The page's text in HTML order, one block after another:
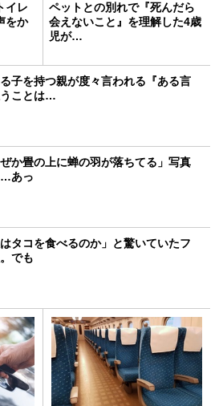
イレ
をか
ペットとの別れで『死んだら
会えないこと』を理解した4歳
児が…
子を持つ親が度々言われる『ある言
ことは…
ぜか畳の上に蝉の羽が落ちてる」写真
…あっ
はタコを食べるのか」と驚いていたフ
でも